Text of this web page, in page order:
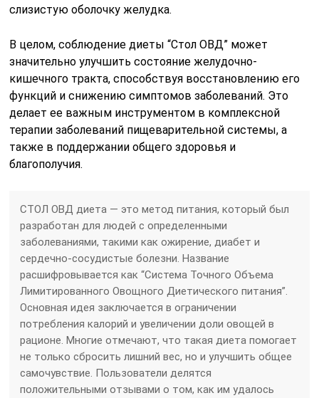
слизистую оболочку желудка.
В целом, соблюдение диеты “Стол ОВД” может
значительно улучшить состояние желудочно-
кишечного тракта, способствуя восстановлению его
функций и снижению симптомов заболеваний. Это
делает ее важным инструментом в комплексной
терапии заболеваний пищеварительной системы, а
также в поддержании общего здоровья и
благополучия.
СТОЛ ОВД диета — это метод питания, который был
разработан для людей с определенными
заболеваниями, такими как ожирение, диабет и
сердечно-сосудистые болезни. Название
расшифровывается как “Система Точного Объема
Лимитированного Овощного Диетического питания”.
Основная идея заключается в ограничении
потребления калорий и увеличении доли овощей в
рационе. Многие отмечают, что такая диета помогает
не только сбросить лишний вес, но и улучшить общее
самочувствие. Пользователи делятся
положительными отзывами о том, как им удалось